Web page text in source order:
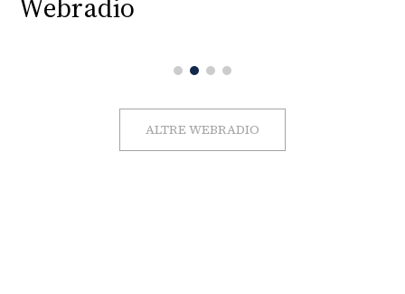
Webradio
ALTRE WEBRADIO